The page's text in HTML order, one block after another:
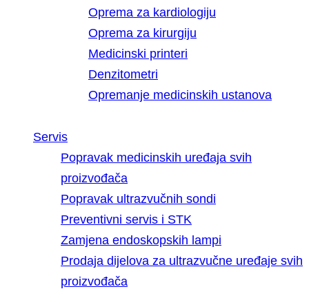
Oprema za kardiologiju
Oprema za kirurgiju
Medicinski printeri
Denzitometri
Opremanje medicinskih ustanova
Servis
Popravak medicinskih uređaja svih
proizvođača
Popravak ultrazvučnih sondi
Preventivni servis i STK
Zamjena endoskopskih lampi
Prodaja dijelova za ultrazvučne uređaje svih
proizvođača